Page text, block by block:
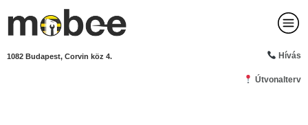
1082 Budapest, Corvin köz 4. Hívás
Útvonalterv